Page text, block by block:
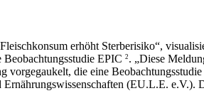
erhöht Sterberisiko“,
Beobachtungsstudie EPIC 2 . „Diese
vorgegaukelt, die eine
(EU.L.E. e.V.).